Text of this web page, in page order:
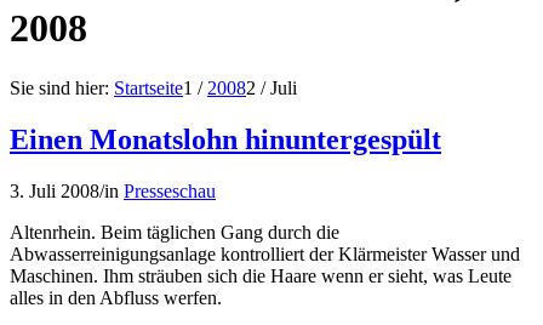
2008
Sie sind hier: Startseite1 / 20082 / Juli
Einen Monatslohn hinuntergespült
3. Juli 2008/in Presseschau
Altenrhein. Beim täglichen Gang durch die
Abwasserreinigungsanlage kontrolliert der Klärmeister Wasser und
Maschinen. Ihm sträuben sich die Haare wenn er sieht, was Leute
alles in den Abfluss werfen.